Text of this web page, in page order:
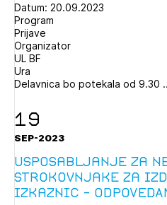
Datum: 20.09.2023
Program
Prijave
Organizator
UL BF
Ura
Delavnica bo potekala od 9.30
19
SEP-2023
Usposabljanje za
strokovnjake za
izkaznic -